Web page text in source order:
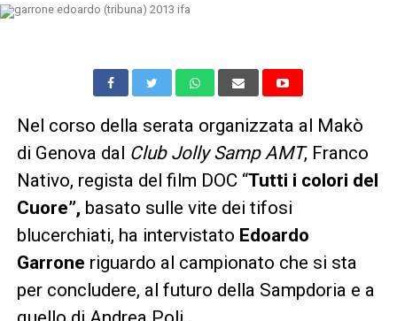
Nel corso della serata organizzata al Makò
di Genova dal Club Jolly Samp AMT, Franco
Nativo, regista del film DOC “Tutti i colori del
Cuore”, basato sulle vite dei tifosi
blucerchiati, ha intervistato Edoardo
Garrone riguardo al campionato che si sta
per concludere, al futuro della Sampdoria e a